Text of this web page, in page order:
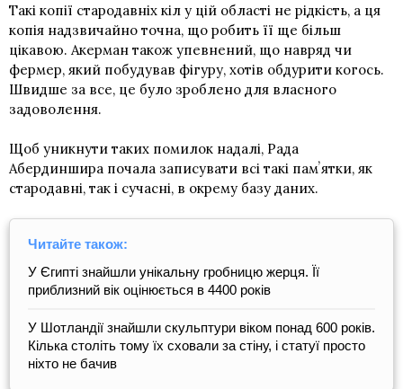
Такі копії стародавніх кіл у цій області не рідкість, а ця
копія надзвичайно точна, що робить її ще більш
цікавою. Акерман також упевнений, що навряд чи
фермер, який побудував фігуру, хотів обдурити когось.
Швидше за все, це було зроблено для власного
задоволення.
Щоб уникнути таких помилок надалі, Рада
Абердиншира почала записувати всі такі памʼятки, як
стародавні, так і сучасні, в окрему базу даних.
Читайте також:
У Єгипті знайшли унікальну гробницю жерця. Її
приблизний вік оцінюється в 4400 років
У Шотландії знайшли скульптури віком понад 600 років.
Кілька століть тому їх сховали за стіну, і статуї просто
ніхто не бачив